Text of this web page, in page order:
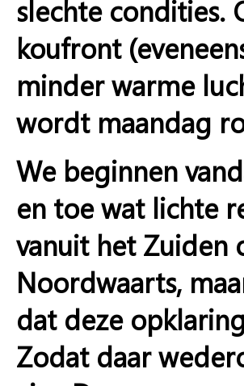
slechte condities.
koufront
minder warme
wordt maandag
We beginnen
en toe wat lichte
vanuit het Zuiden
Noordwaarts,
dat deze
Zodat daar